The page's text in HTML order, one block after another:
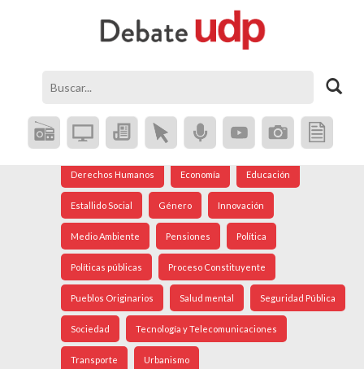
Coronavirus Crisis Social Democracia
Derechos Humanos Economía Educación
Estallido Social Género Innovación
Medio Ambiente Pensiones Política
Políticas públicas Proceso Constituyente
Pueblos Originarios Salud mental Seguridad Pública
Sociedad Tecnología y Telecomunicaciones
Transporte Urbanismo